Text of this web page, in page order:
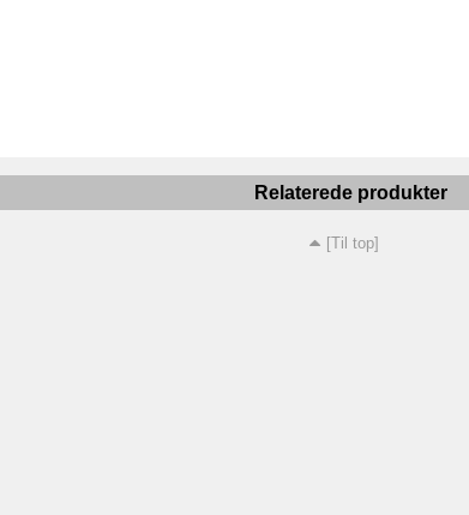
Relaterede produkter
[Til top]